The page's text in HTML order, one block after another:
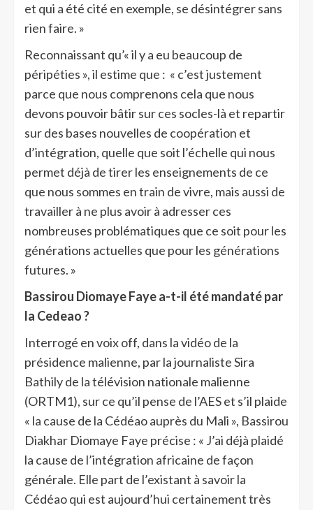
et qui a été cité en exemple, se désintégrer sans
rien faire. »
Reconnaissant qu’« il y a eu beaucoup de
péripéties », il estime que : « c’est justement
parce que nous comprenons cela que nous
devons pouvoir bâtir sur ces socles-là et repartir
sur des bases nouvelles de coopération et
d’intégration, quelle que soit l’échelle qui nous
permet déjà de tirer les enseignements de ce
que nous sommes en train de vivre, mais aussi de
travailler à ne plus avoir à adresser ces
nombreuses problématiques que ce soit pour les
générations actuelles que pour les générations
futures. »
Bassirou Diomaye Faye a-t-il été mandaté par
la Cedeao ?
Interrogé en voix off, dans la vidéo de la
présidence malienne, par la journaliste Sira
Bathily de la télévision nationale malienne
(ORTM1), sur ce qu’il pense de l’AES et s’il plaide
« la cause de la Cédéao auprès du Mali », Bassirou
Diakhar Diomaye Faye précise : « J’ai déjà plaidé
la cause de l’intégration africaine de façon
générale. Elle part de l’existant à savoir la
Cédéao qui est aujourd’hui certainement très